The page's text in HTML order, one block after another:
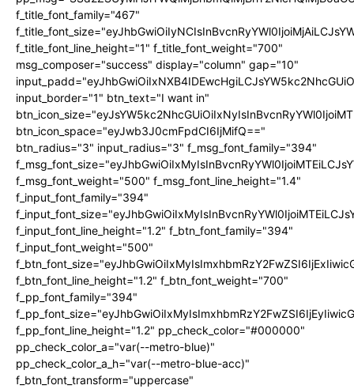
f_title_font_family="467"
f_title_font_line_height="1" f_title_font_weight="700"
msg_composer="success" display="column" gap="10"
input_border="1" btn_text="I want in"
btn_icon_space="eyJwb3J0cmFpdCI6IjMifQ=="
btn_radius="3" input_radius="3" f_msg_font_family="394"
f_msg_font_weight="500" f_msg_font_line_height="1.4"
f_input_font_family="394"
f_input_font_line_height="1.2" f_btn_font_family="394"
f_input_font_weight="500"
f_btn_font_line_height="1.2" f_btn_font_weight="700"
f_pp_font_family="394"
f_pp_font_line_height="1.2" pp_check_color="#000000"
pp_check_color_a="var(--metro-blue)"
pp_check_color_a_h="var(--metro-blue-acc)"
f_btn_font_transform="uppercase"